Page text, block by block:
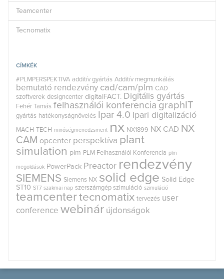
Teamcenter
Tecnomatix
CÍMKÉK
#PLMPERSPEKTIVA additív gyártás Additív megmunkálás
bemutató rendezvény cad/cam/plm CAD
szoftverek designcenter digitalFACT. Digitális gyártás
Fehér Tamás felhasználói konferencia graphIT
gyártás hatékonyságnövelés Ipar 4.0 Ipari digitalizáció
MACH-TECH minőségmenedzsment nx NX1899 NX CAD NX
CAM opcenter perspektíva plant
simulation plm PLM Felhasználói Konferencia plm
megoldások PowerPack Preactor rendezvény
SIEMENS Siemens NX solid edge Solid Edge
ST10 ST7 szakmai nap szerszámgép szimuláció szimuláció
teamcentertecnomatix tervezés user
conference webinár újdonságok